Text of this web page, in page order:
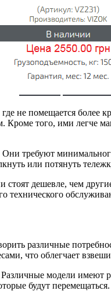
не помещается более
того, ими легче
требуют
или потянуть
дешевле, чем
различные
что облегчает
модели имеют
будут перемещаться.